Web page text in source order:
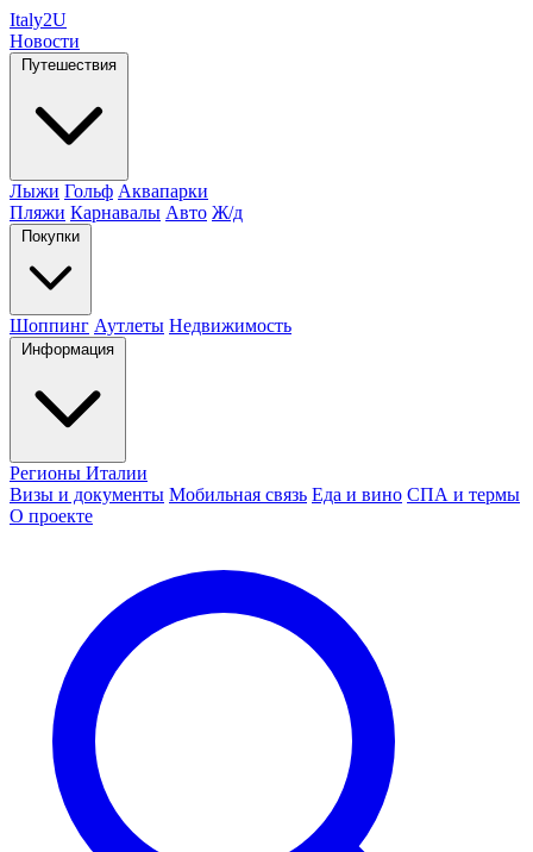
Italy2U
Новости
Путешествия
Лыжи Гольф Аквапарки
Пляжи Карнавалы Авто Ж/д
Покупки
Шоппинг Аутлеты Недвижимость
Информация
Регионы Италии
Визы и документы Мобильная связь Еда и вино СПА и термы
О проекте